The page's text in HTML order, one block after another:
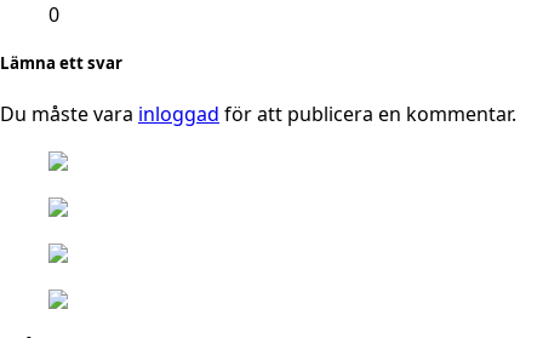
0
Lämna ett svar
Du måste vara inloggad för att publicera en kommentar.